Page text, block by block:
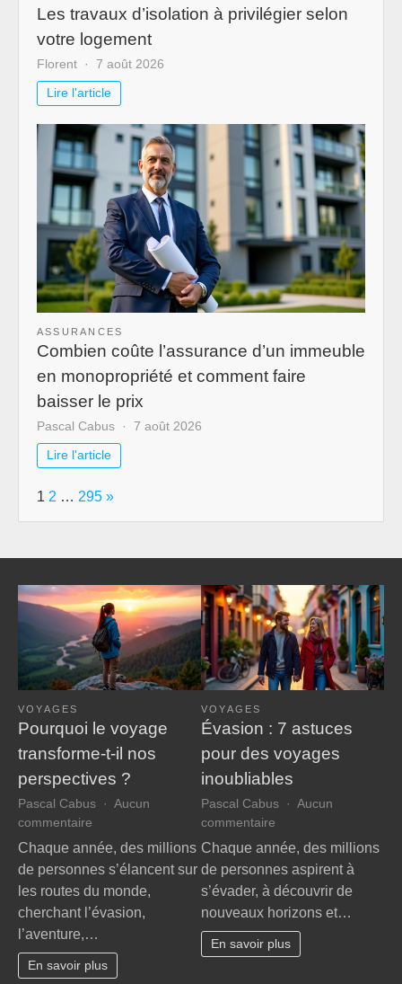
Les travaux d’isolation à privilégier selon
votre logement
Florent 7 août 2026
Lire l'article
ASSURANCES
Combien coûte l’assurance d’un immeuble
en monopropriété et comment faire
baisser le prix
Pascal Cabus 7 août 2026
Lire l'article
Page:
1 2 … 295 Next
»
VOYAGES
Pourquoi le voyage
transforme-t-il nos
perspectives ?
Pascal Cabus
Aucun
commentaire
Pourquoi
voyage
transforme-
t-
il
nos
perspectives
Chaque année, des millions
de personnes s’élancent sur
les routes du monde,
cherchant l’évasion,
l’aventure,…
En savoir plus
VOYAGES
Évasion : 7 astuces
pour des voyages
inoubliables
Pascal Cabus
Aucun
commentaire
Évasion
7
astuces
pour
des
voyages
Chaque année, des millions
de personnes aspirent à
s’évader, à découvrir de
nouveaux horizons et…
En savoir plus